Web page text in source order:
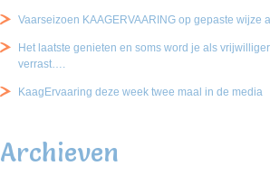
Vaarseizoen KAAGERVAARING op gepaste wijze
Het laatste genieten en soms word je als
verrast….
KaagErvaaring deze week twee maal in de media
Archieven